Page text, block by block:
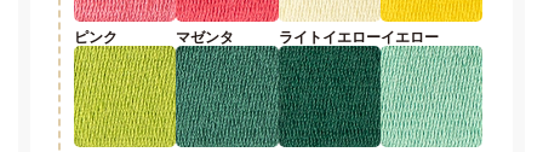
ピンク マゼンタ ライトイエローイエロー